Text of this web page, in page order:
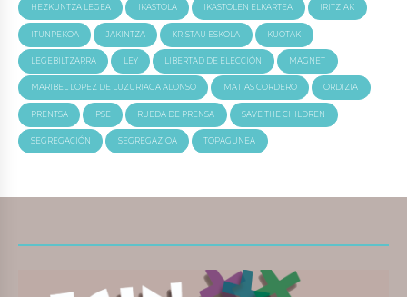
HEZKUNTZA LEGEA IKASTOLA IKASTOLEN ELKARTEA IRITZIAK
ITUNPEKOA JAKINTZA KRISTAU ESKOLA KUOTAK
LEGEBILTZARRA LEY LIBERTAD DE ELECCIÓN MAGNET
MARIBEL LOPEZ DE LUZURIAGA ALONSO MATIAS CORDERO ORDIZIA
PRENTSA PSE RUEDA DE PRENSA SAVE THE CHILDREN
SEGREGACIÓN SEGREGAZIOA TOPAGUNEA